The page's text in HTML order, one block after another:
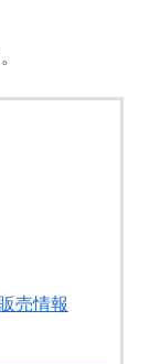
売情報